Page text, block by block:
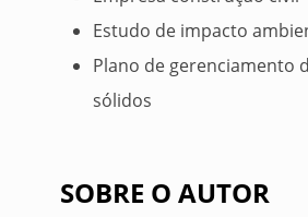
Estudo de impacto
Plano de gerenciamento
sólidos
SOBRE O AUTOR